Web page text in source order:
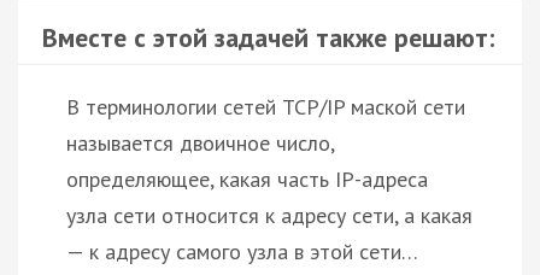
Вместе с этой задачей также решают:
В терминологии сетей TCP/IP маской сети
называется двоичное число,
определяющее, какая часть IP-адреса
узла сети относится к адресу сети, а какая
— к адресу самого узла в этой сети…